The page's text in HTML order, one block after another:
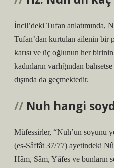
İncil’deki Tufan anlatımında,
Tufan’dan kurtulan ailenin bir
karısı ve üç oğlunun her birinin
kadınların varlığından
dışında da geçmektedir.
Nuh hangi
Müfessirler, “Nuh’un soyunu
(es-Sâffât 37/77) ayetindeki
Hâm, Sâm, Yâfes ve bunların